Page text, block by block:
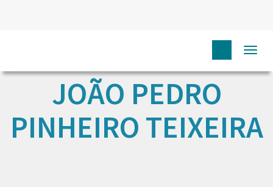
JOÃO PEDRO
PINHEIRO TEIXEIRA